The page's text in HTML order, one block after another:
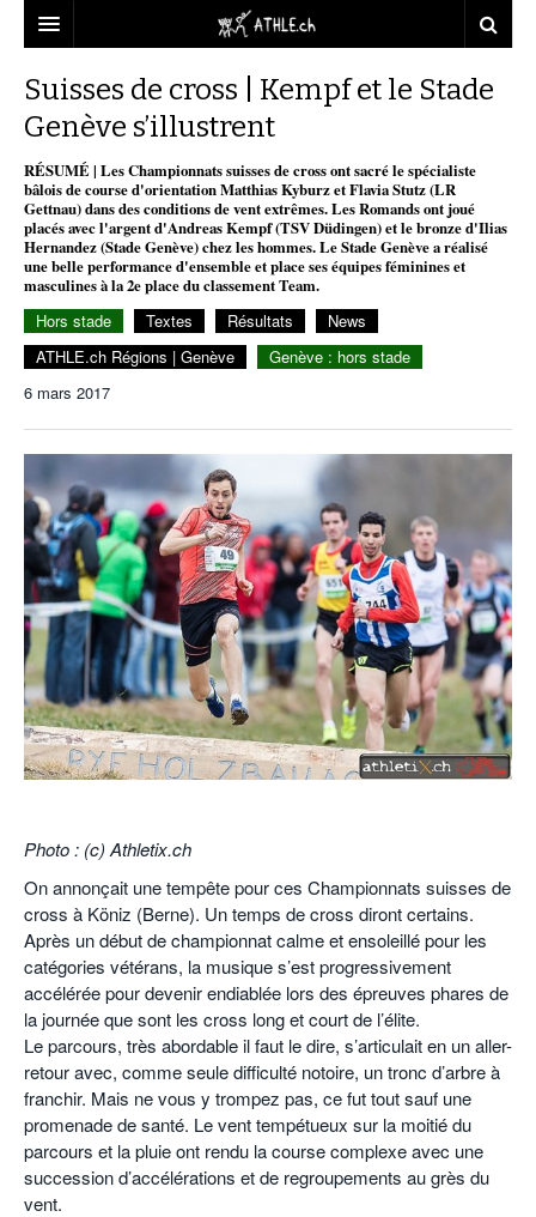
DOSSIERS
CHRONIQUES
TOUT
MICHEL HERREN
REPORTAGES
DOPAGE
GALERIES
STATISTIQUES
STATISTIQUES
MINIMA
PARTENAIRES
CNP
PARTENAIRES
CLUBS PARTENAIRES
TOUS SUPPORTERS D’ATHLE.CH !
PUBLICITÉ
VIDEOS
ATHLE.CH
CLUB D’ATHLÉTISME
CHARTE ÉDITORIALE
NOUS CONTACTER
POURQUOI ATHLE.CH ?
ATHLE.CH RÉGIONS
ATHLE.CH RÉGIONS | GENÈVE
ATHLE.CH RÉGIONS | JURA
ATHLE.CH RÉGIONS | VAUD
BIOGRAPHIES
HIGHLIGHTS
LIVRES
Suisses de cross | Kempf et le Stade
Genève s’illustrent
RÉSUMÉ | Les Championnats suisses de cross ont sacré le spécialiste
bâlois de course d'orientation Matthias Kyburz et Flavia Stutz (LR
Gettnau) dans des conditions de vent extrêmes. Les Romands ont joué
placés avec l'argent d'Andreas Kempf (TSV Düdingen) et le bronze d'Ilias
Hernandez (Stade Genève) chez les hommes. Le Stade Genève a réalisé
une belle performance d'ensemble et place ses équipes féminines et
masculines à la 2e place du classement Team.
Hors stade Textes Résultats
News
ATHLE.ch Régions | Genève
Genève : hors stade
6 mars 2017
Photo : (c) Athletix.ch
On annonçait une tempête pour ces Championnats suisses de
cross à Köniz (Berne). Un temps de cross diront certains.
Après un début de championnat calme et ensoleillé pour les
catégories vétérans, la musique s’est progressivement
accélérée pour devenir endiablée lors des épreuves phares de
la journée que sont les cross long et court de l’élite.
Le parcours, très abordable il faut le dire, s’articulait en un aller-
retour avec, comme seule difficulté notoire, un tronc d’arbre à
franchir. Mais ne vous y trompez pas, ce fut tout sauf une
promenade de santé. Le vent tempétueux sur la moitié du
parcours et la pluie ont rendu la course complexe avec une
succession d’accélérations et de regroupements au grès du
vent.